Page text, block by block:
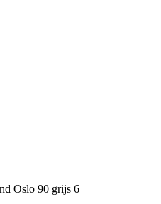
Oslo 90 grijs 6